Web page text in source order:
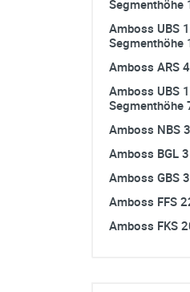
Gewerkeshops
sonstiges/
Segmenthöhe
Amboss UBS
Segmenthöhe
Amboss ARS
Amboss UBS
Segmenthöhe
Amboss NBS
Amboss BGL
Amboss GBS
Amboss FFS
Amboss FKS